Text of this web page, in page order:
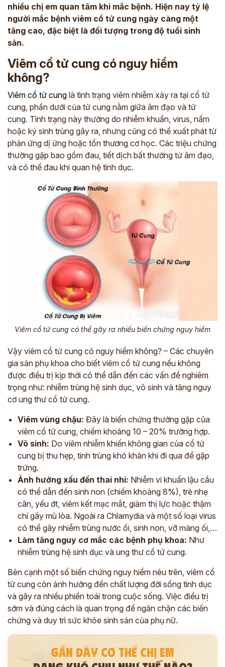
nhiều chị em quan tâm khi mắc bệnh. Hiện nay tỷ lệ
người mắc bệnh viêm cổ tử cung ngày càng một
tăng cao, đặc biệt là đối tượng trong độ tuổi sinh
sản.
Viêm cổ tử cung có nguy hiểm
không?
Viêm cổ tử cung là tình trạng viêm nhiễm xảy ra tại cổ tử
cung, phần dưới của tử cung nằm giữa âm đạo và tử
cung. Tình trạng này thường do nhiễm khuẩn, virus, nấm
hoặc ký sinh trùng gây ra, nhưng cũng có thể xuất phát từ
phản ứng dị ứng hoặc tổn thương cơ học. Các triệu chứng
thường gặp bao gồm đau, tiết dịch bất thường từ âm đạo,
và có thể đau khi quan hệ tình dục.
Viêm cổ tử cung có thể gây ra nhiều biến chứng nguy hiểm
Vậy viêm cổ tử cung có nguy hiểm không? – Các chuyên
gia sản phụ khoa cho biết viêm cổ tử cung nếu không
được điều trị kịp thời có thể dẫn đến các vấn đề nghiêm
trọng như: nhiễm trùng hệ sinh dục, vô sinh và tăng nguy
cơ ung thư cổ tử cung.
Viêm vùng chậu: Đây là biến chứng thường gặp của
viêm cổ tử cung, chiếm khoảng 10 – 20% trường hợp.
Vô sinh: Do viêm nhiễm khiến không gian của cổ tử
cung bị thu hẹp, tinh trùng khó khăn khi đi qua để gặp
trứng.
Ảnh hưởng xấu đến thai nhi: Nhiễm vi khuẩn lậu cầu
có thể dẫn đến sinh non (chiếm khoảng 8%), trẻ nhẹ
cân, yếu ớt, viêm kết mạc mắt, giảm thị lực hoặc thậm
chí gây mù lòa. Ngoài ra Chlamydia và một số loại virus
có thể gây nhiễm trùng nước ối, sinh non, vỡ màng ối,…
Làm tăng nguy cơ mắc các bệnh phụ khoa: Như
nhiễm trùng hệ sinh dục và ung thư cổ tử cung.
Bên cạnh một số biến chứng nguy hiểm nêu trên, viêm cổ
tử cung còn ảnh hưởng đến chất lượng đời sống tình dục
và gây ra nhiều phiền toái trong cuộc sống. Việc điều trị
sớm và đúng cách là quan trọng để ngăn chặn các biến
chứng và duy trì sức khỏe sinh sản của phụ nữ.
GẦN ĐÂY CƠ THỂ CHỊ EM